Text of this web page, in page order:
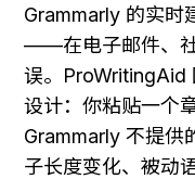
Grammarly 的实时
——在电子邮件、
误。ProWritingAid
设计：你粘贴一个
Grammarly 不提
子长度变化、被动